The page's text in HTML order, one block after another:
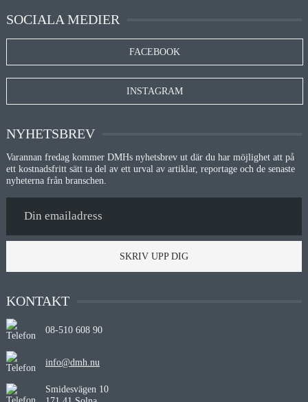
SOCIALA MEDIER
FACEBOOK
INSTAGRAM
NYHETSBREV
Varannan fredag kommer DMHs nyhetsbrev ut där du har möjlighet att på
ett kostnadsfritt sätt ta del av ett urval av artiklar, reportage och de senaste
nyheterna från branschen.
SKRIV UPP DIG
KONTAKT
08-510 608 90
info@dmh.nu
Smidesvägen 10